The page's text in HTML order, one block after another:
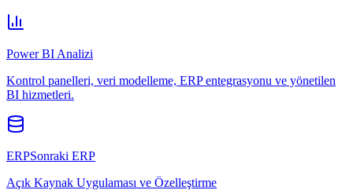
Power BI Analizi
Kontrol panelleri, veri modelleme, ERP entegrasyonu ve yönetilen
BI hizmetleri.
ERPSonraki ERP
Açık Kaynak Uygulaması ve Özelleştirme